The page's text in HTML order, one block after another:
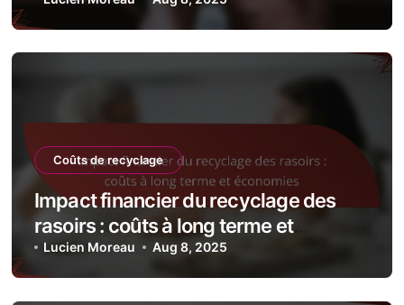
Coûts de recyclage
Impact financier du recyclage des
rasoirs : coûts à long terme et
économies
Lucien Moreau Aug 8, 2025